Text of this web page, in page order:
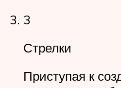
3
Стрелки
Приступая к